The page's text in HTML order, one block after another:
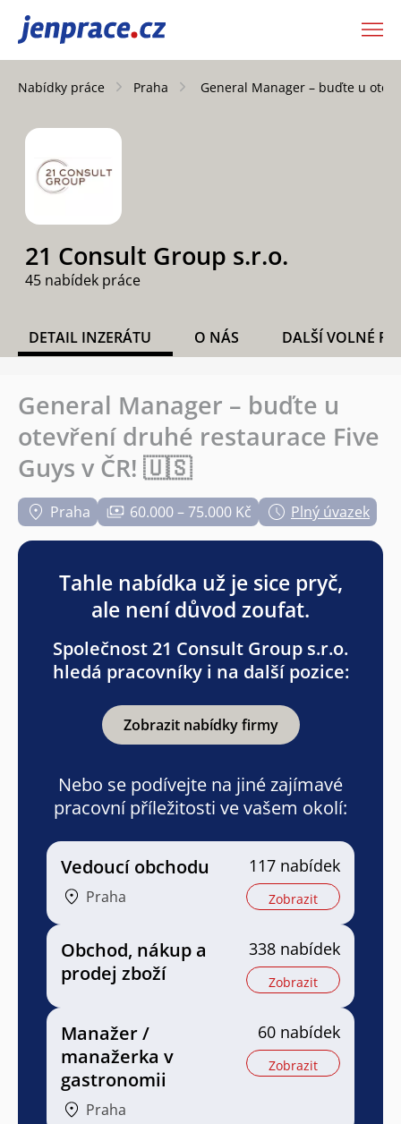
JenPráce.cz
Nabídky práce Praha General Manager – buďte u
21 Consult Group s.r.o.
45 nabídek práce
DETAIL INZERÁTU O NÁS DALŠÍ VOLNÉ
General Manager – buďte u
otevření druhé restaurace Five
Guys v ČR! 🇺🇸
Praha 60.000 – 75.000 Kč Plný úvazek
Tahle nabídka už je sice pryč,
ale není důvod zoufat.
Společnost 21 Consult Group s.r.o.
hledá pracovníky i na další pozice:
Zobrazit nabídky firmy
Nebo se podívejte na jiné zajímavé
pracovní příležitosti ve vašem okolí:
Vedoucí obchodu
Praha
117 nabídek
Zobrazit
Obchod, nákup a
prodej zboží
338 nabídek
Zobrazit
Manažer /
manažerka v
gastronomii
Praha
60 nabídek
Zobrazit